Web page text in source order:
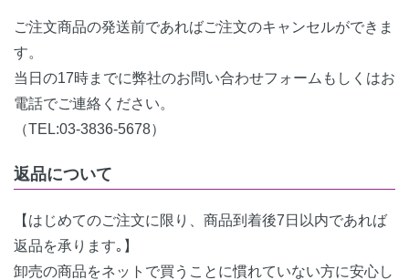
ご注文商品の発送前であればご注文のキャンセルができま
す。
当日の17時までに弊社のお問い合わせフォームもしくはお
電話でご連絡ください。
（TEL:03-3836-5678）
返品について
【はじめてのご注文に限り、商品到着後7日以内であれば
返品を承ります｡】
卸売の商品をネットで買うことに慣れていない方に安心し